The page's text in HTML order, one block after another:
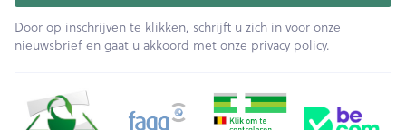
Door op inschrijven te klikken, schrijft u zich in voor onze
nieuwsbrief en gaat u akkoord met onze privacy policy.